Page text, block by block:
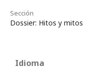
Sección
Dossier: Hitos y
Idioma